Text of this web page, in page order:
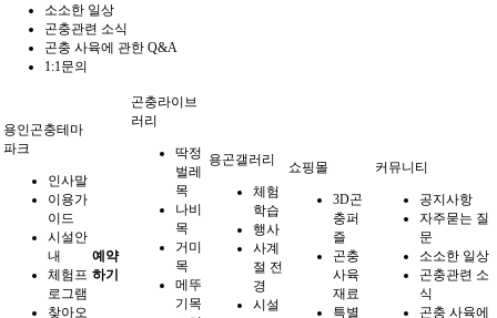
소소한 일상
곤충관련 소식
곤충 사육에 관한 Q&A
1:1문의
용인곤충테마
파크
인사말
이용가
이드
시설안
내
체험프
로그램
찾아오
예약
하기
곤충라이브
러리
딱정
벌레
목
나비
목
거미
목
메뚜
기목
용곤갤러리
체험
학습
행사
사계
절 전
경
시설
쇼핑몰
3D곤
충퍼
즐
곤충
사육
재료
특별
커뮤니티
공지사항
자주묻는 질
문
소소한 일상
곤충관련 소
식
곤충 사육에